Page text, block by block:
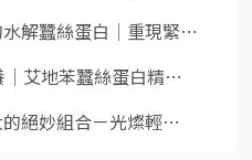
解蠶絲蛋白│重現緊⋯
│艾地苯蠶絲蛋白精⋯
絕妙組合－光燦輕⋯